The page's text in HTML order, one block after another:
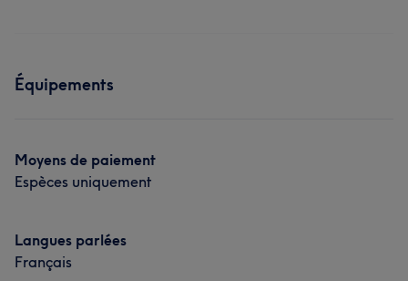
Équipements
Moyens de paiement
Espèces uniquement
Langues parlées
Français